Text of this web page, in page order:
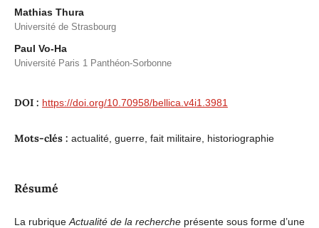
Mathias Thura
Université de Strasbourg
Paul Vo-Ha
Université Paris 1 Panthéon-Sorbonne
DOI : https://doi.org/10.70958/bellica.v4i1.3981
Mots-clés : actualité, guerre, fait militaire, historiographie
Résumé
La rubrique Actualité de la recherche présente sous forme d’une